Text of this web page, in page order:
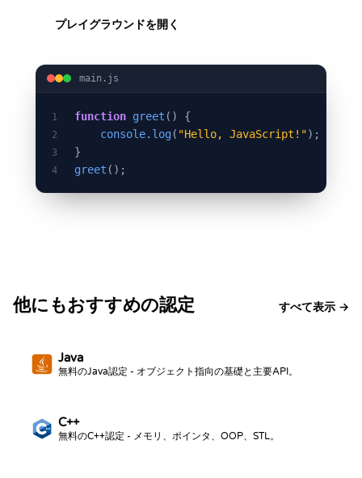
プレイグラウンドを開く
main.js
1 function greet () {
2 console. log( "Hello, JavaScript!");
3 }
4 greet ();
他にもおすすめの認定 すべて表示 →
Java
無料のJava認定 - オブジェクト指向の基礎と主要API。
C++
無料のC++認定 - メモリ、ポインタ、OOP、STL。